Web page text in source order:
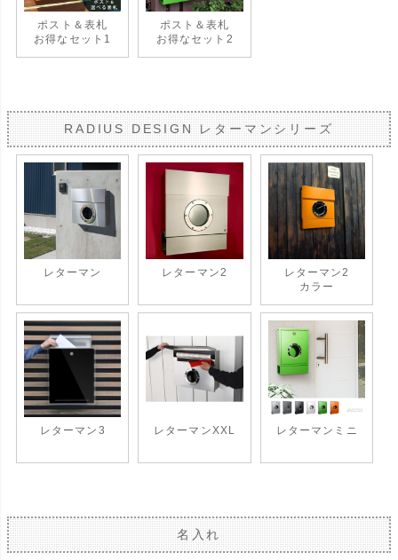
ポスト＆表札
お得なセット1
ポスト＆表札
お得なセット2
RADIUS DESIGN レターマンシリーズ
レターマン レターマン2
レターマン2
カラー
レターマン3 レターマンXXL レターマンミニ
名入れ